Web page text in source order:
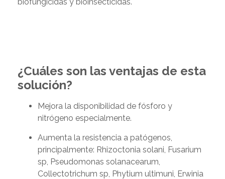
¿Cuáles son las ventajas de esta
solución?
Mejora la disponibilidad de fósforo y
nitrógeno especialmente.
Aumenta la resistencia a patógenos,
principalmente: Rhizoctonia solani, Fusarium
sp, Pseudomonas solanacearum,
Collectotrichum sp, Phytium ultimuni, Erwinia